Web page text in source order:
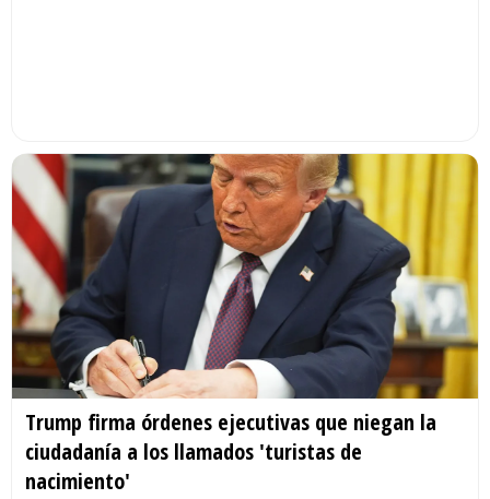
Trump firma órdenes ejecutivas que niegan la
ciudadanía a los llamados 'turistas de
nacimiento'